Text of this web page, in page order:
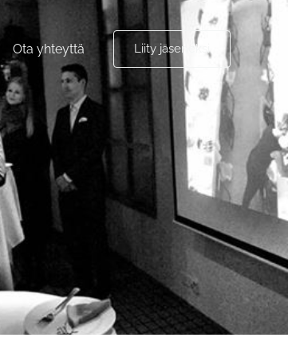
Ota yhteyttä Liity jäseneksi